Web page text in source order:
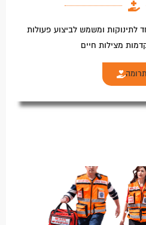
לתינוקות ומשמש לביצוע פעולות
מצילות חיים